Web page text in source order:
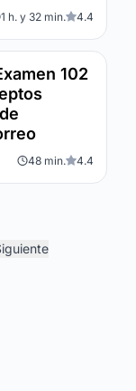
1 h. y 32 min. 4.4
102
48 min. 4.4